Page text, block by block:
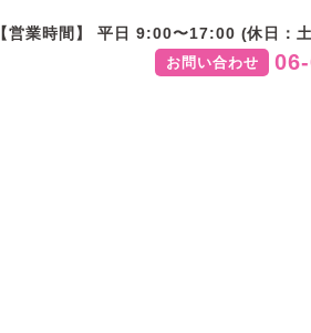
【営業時間】 平日 9:00〜17:00 (休日：
お問い合わせ